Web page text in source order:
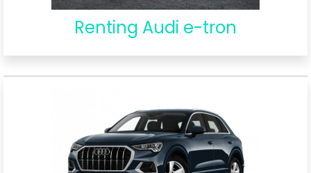
Renting Audi e-tron